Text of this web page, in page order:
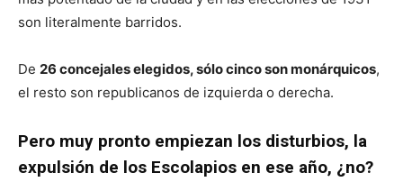
son literalmente barridos.
De 26 concejales elegidos, sólo cinco son monárquicos,
el resto son republicanos de izquierda o derecha.
Pero muy pronto empiezan los disturbios, la
expulsión de los Escolapios en ese año, ¿no?